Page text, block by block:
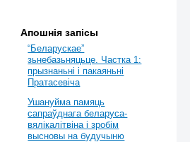
Апошнія запісы
“Беларускае”
зьнебазьняцьце. Частка 1:
прызнаньні і пакаяньні
Пратасевіча
Ушануйма памяць
сапраўднага беларуса-
вялікалітвіна і зробім
высновы на будучыню